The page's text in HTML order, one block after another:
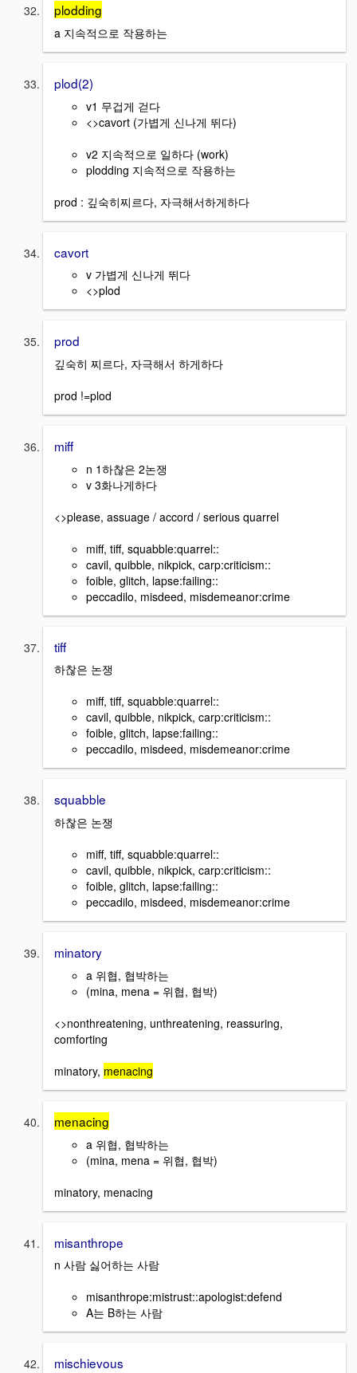
plodding
a 지속적으로 작용하는
plod(2)
v1 무겁게 걷다
<>cavort (가볍게 신나게 뛰다)
v2 지속적으로 일하다 (work)
plodding 지속적으로 작용하는
prod : 깊숙히찌르다, 자극해서하게하다
cavort
v 가볍게 신나게 뛰다
<>plod
prod
깊숙히 찌르다, 자극해서 하게하다
prod !=plod
miff
n 1하찮은 2논쟁
v 3화나게하다
<>please, assuage / accord / serious quarrel
miff, tiff, squabble:quarrel::
cavil, quibble, nikpick, carp:criticism::
foible, glitch, lapse:failing::
peccadilo, misdeed, misdemeanor:crime
tiff
하찮은 논쟁
miff, tiff, squabble:quarrel::
cavil, quibble, nikpick, carp:criticism::
foible, glitch, lapse:failing::
peccadilo, misdeed, misdemeanor:crime
squabble
하찮은 논쟁
miff, tiff, squabble:quarrel::
cavil, quibble, nikpick, carp:criticism::
foible, glitch, lapse:failing::
peccadilo, misdeed, misdemeanor:crime
minatory
a 위협, 협박하는
(mina, mena = 위협, 협박)
<>nonthreatening, unthreatening, reassuring,
comforting
minatory, menacing
menacing
a 위협, 협박하는
(mina, mena = 위협, 협박)
minatory, menacing
misanthrope
n 사람 싫어하는 사람
misanthrope:mistrust::apologist:defend
A는 B하는 사람
mischievous